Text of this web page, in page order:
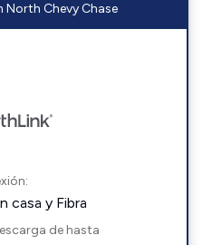
Chevy Chase
casa y Fibra
de hasta